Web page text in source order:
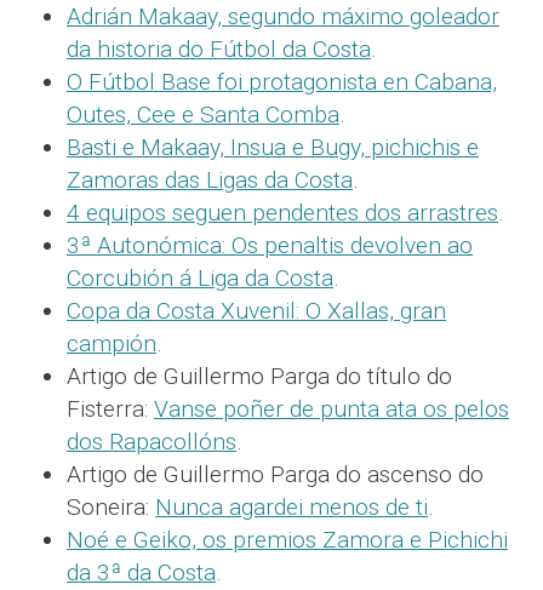
Adrián Makaay, segundo máximo goleador
da historia do Fútbol da Costa.
O Fútbol Base foi protagonista en Cabana,
Outes, Cee e Santa Comba.
Basti e Makaay, Insua e Bugy, pichichis e
Zamoras das Ligas da Costa.
4 equipos seguen pendentes dos arrastres.
3ª Autonómica: Os penaltis devolven ao
Corcubión á Liga da Costa.
Copa da Costa Xuvenil: O Xallas, gran
campión.
Artigo de Guillermo Parga do título do
Fisterra: Vanse poñer de punta ata os pelos
dos Rapacollóns.
Artigo de Guillermo Parga do ascenso do
Soneira: Nunca agardei menos de ti.
Noé e Geiko, os premios Zamora e Pichichi
da 3ª da Costa.